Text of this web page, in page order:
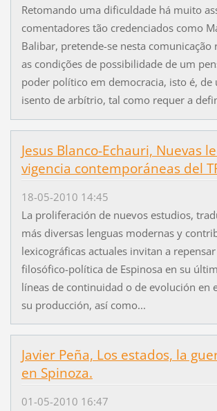
Retomando uma dificuldade há muito
comentadores tão credenciados como
Balibar, pretende-se nesta comunicação
as condições de possibilidade de um
poder político em democracia, isto é, de
isento de arbítrio, tal como requer a
Jesus Blanco-Echauri, Nuevas
vigencia contemporáneas del
18-05-2010 14:45
La proliferación de nuevos estudios,
más diversas lenguas modernas y
lexicográficas actuales invitan a
filosófico-política de Espinosa en su
líneas de continuidad o de evolución en
su producción, así como...
Javier Peña, Los estados, la
en Spinoza.
01-05-2010 16:47